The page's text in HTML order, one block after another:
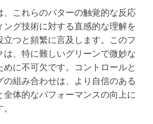
、これらのパターの触覚的な反応
ング技術に対する直感的な理解を
立つと頻繁に言及します。このフ
は、特に難しいグリーンで微妙な
めに不可欠です。コントロールと
の組み合わせは、より自信のある
全体的なパフォーマンスの向上に